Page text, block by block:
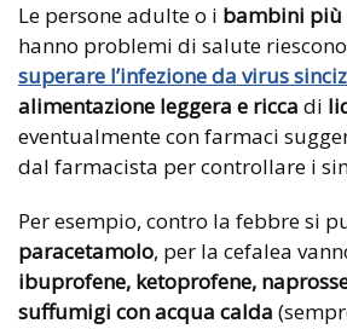
Le persone adulte o i bambini più
hanno problemi di salute
superare l’infezione da virus
alimentazione leggera e ricca di
eventualmente con farmaci
dal farmacista per controllare i
Per esempio, contro la febbre si
paracetamolo, per la cefalea
ibuprofene, ketoprofene,
suffumigi con acqua calda